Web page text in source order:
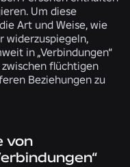
Um diese
Art und Weise, wie
widerzuspiegeln,
in „Verbindungen“
flüchtigen
Beziehungen zu
von